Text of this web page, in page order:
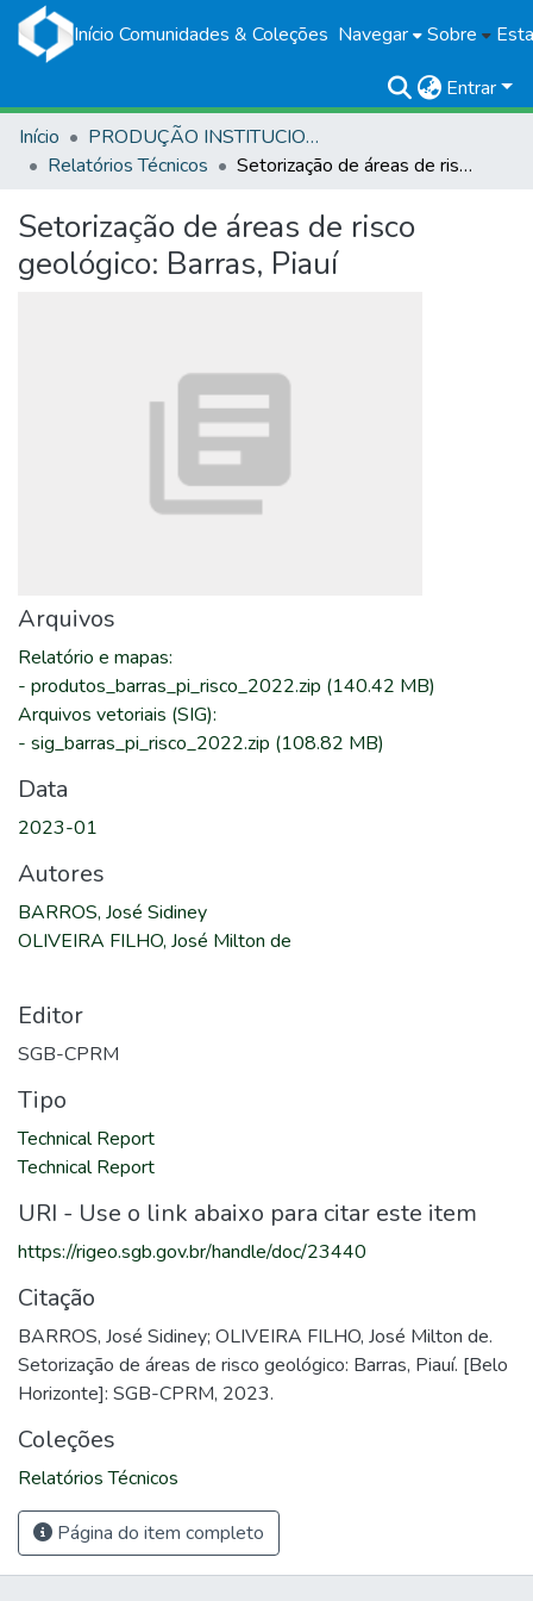
Início Comunidades & Coleções Navegar Sobre
Entrar
Início
PRODUÇÃO INSTITUCIONAL
Relatórios Técnicos
Setorização de áreas de risco geológico: Barras, Piauí
Setorização de áreas de risco
geológico: Barras, Piauí
Arquivos
Relatório e mapas:
- produtos_barras_pi_risco_2022.zip (140.42 MB)
Arquivos vetoriais (SIG):
- sig_barras_pi_risco_2022.zip (108.82 MB)
Data
2023-01
Autores
BARROS, José Sidiney
OLIVEIRA FILHO, José Milton de
Editor
SGB-CPRM
Tipo
Technical Report
Technical Report
URI - Use o link abaixo para citar este item
https://rigeo.sgb.gov.br/handle/doc/23440
Citação
BARROS, José Sidiney; OLIVEIRA FILHO, José Milton de.
Setorização de áreas de risco geológico: Barras, Piauí. [Belo
Horizonte]: SGB-CPRM, 2023.
Coleções
Relatórios Técnicos
Página do item completo